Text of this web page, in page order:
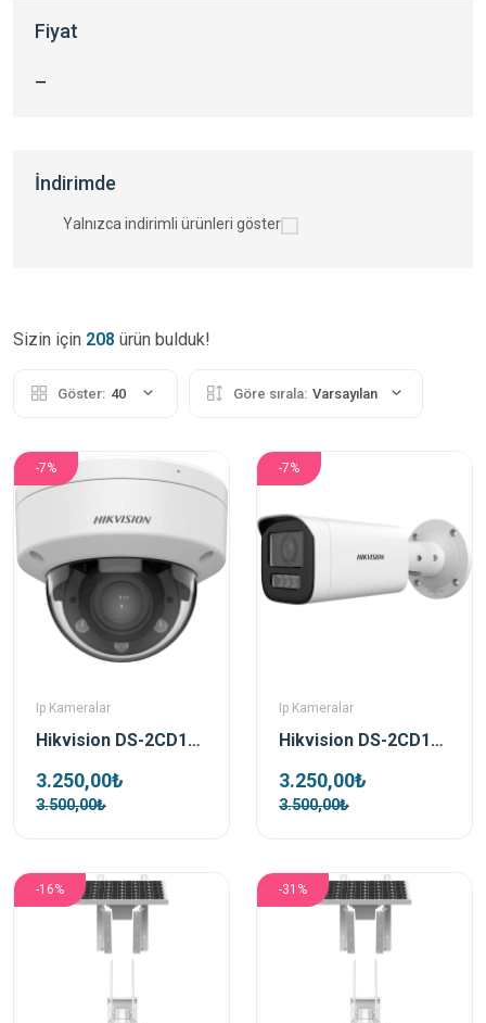
Fiyat
—
İndirimde
Yalnızca indirimli ürünleri göster
Sizin için 208 ürün bulduk!
Göster: 40 Göre sırala: Varsayılan
-7%
Ip Kameralar
Hikvision DS-2CD1723G2-LIZSU 2 Mp 2.8-12 Mm Motorize Dual Light Dome Ip Kamera
3.250,00₺
3.500,00₺
-7%
Ip Kameralar
Hikvision DS-2CD1623G2-LIZSU 2 Mp 2.8-12 Mm Motorize Dual Light Bullet Ip Kamera
3.250,00₺
3.500,00₺
-16% -31%